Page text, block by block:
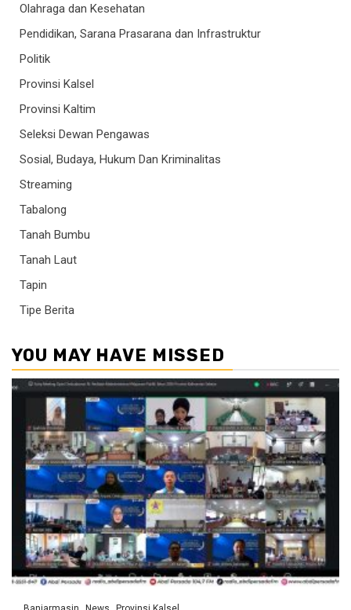
Olahraga dan Kesehatan
Pendidikan, Sarana Prasarana dan Infrastruktur
Politik
Provinsi Kalsel
Provinsi Kaltim
Seleksi Dewan Pengawas
Sosial, Budaya, Hukum Dan Kriminalitas
Streaming
Tabalong
Tanah Bumbu
Tanah Laut
Tapin
Tipe Berita
YOU MAY HAVE MISSED